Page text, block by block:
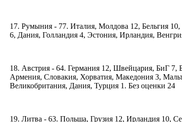
17. Румыния - 77. Италия, Молдова 12, Бельгия
6, Дания, Голландия 4, Эстония, Ирландия,
18. Австрия - 64. Германия 12, Швейцария, БиГ 7,
Армения, Словакия, Хорватия, Македония 3,
Великобритания, Дания, Турция 1. Без оценки 24
19. Литва - 63. Польша, Грузия 12, Ирландия 10,